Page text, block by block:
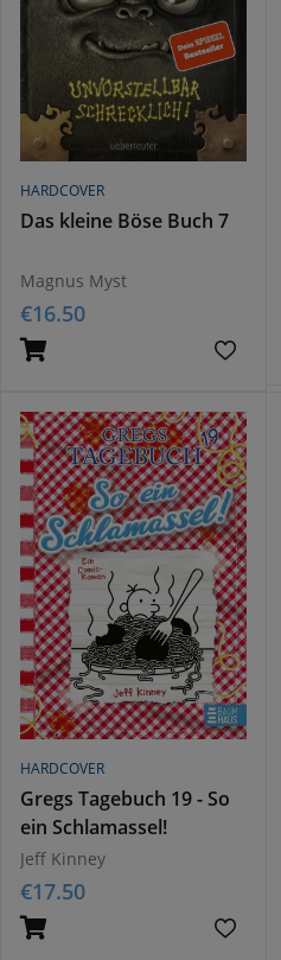
HARDCOVER
Das kleine Böse Buch 7
Magnus Myst
€16.50
HARDCOVER
Gregs Tagebuch 19 - So
ein Schlamassel!
Jeff Kinney
€17.50